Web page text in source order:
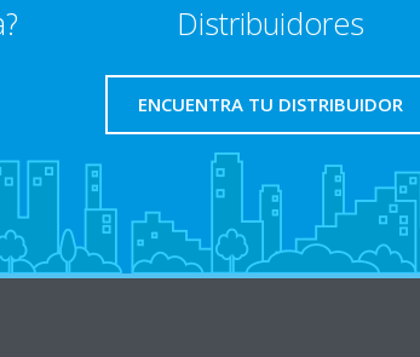
Distribuidores
ENCUENTRA TU DISTRIBUIDOR